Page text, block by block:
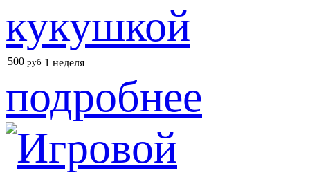
кукушкой
500 руб 1 неделя
подробнее